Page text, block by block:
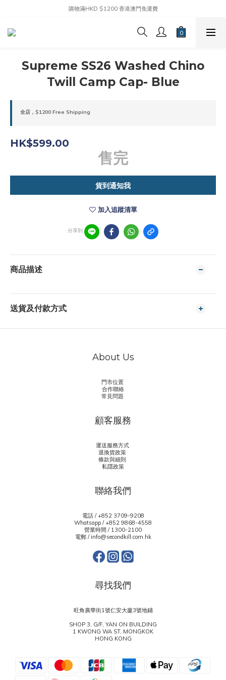
購物滿HKD $1200 香港澳門免運費
Supreme SS26 Washed Chino
Twill Camp Cap- Blue
全店，$1200 Free Shipping
HK$599.00
售完
貨到通知我
加入追蹤清單
分享到
商品描述
送貨及付款方式
About Us
門市位置
合作聯絡
常見問題
顧客服務
運送服務方式
退換貨政策
條款與細則
私隱政策
聯絡我們
電話 / +852 3709-9208
Whatsapp /+852 9868-4558
營業時間 / 1300-2100
電郵 / info@secondkill.com.hk
尋找我們
旺角廣華街1號仁安大廈3號地鋪
SHOP 3, G/F, YAN ON BUILDING
1 KWONG WA ST, MONGKOK
HONG KONG